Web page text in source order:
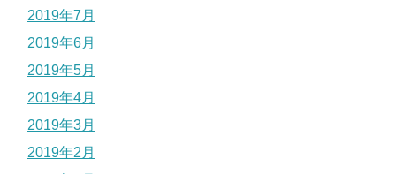
2019年7月
2019年6月
2019年5月
2019年4月
2019年3月
2019年2月